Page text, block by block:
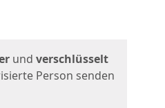
und verschlüsselt
Person senden